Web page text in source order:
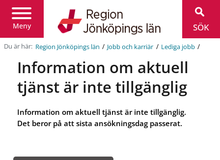
Meny
Jönköpings
län
SÖK
Du är här: Region Jönköpings län / Jobb och karriär / Lediga jobb /
Information om aktuell
tjänst är inte tillgänglig
Information om aktuell tjänst är inte tillgänglig.
Det beror på att sista ansökningsdag passerat.